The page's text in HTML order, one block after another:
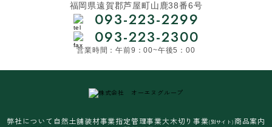
福岡県遠賀郡芦屋町山鹿38番6号
093-223-2299
093-223-2300
営業時間：午前9：00~午後5：00
弊社について 自然土舗装材事業指定管理事業大木切り事業(別サイト)商品案内